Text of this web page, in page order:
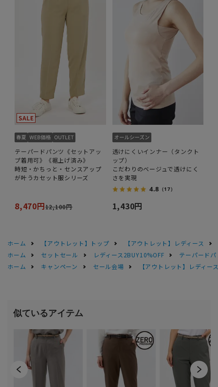
テーパードパンツ《セットアッ
プ着用可》《裾上げ済み》
時短・かちっと・センスアップ
が叶うカセット服シリーズ
8,470円12,100円
透けにくいインナー（タンクト
ップ）
こだわりのベージュで透けにく
さを実現
4.8 （17）
1,430円
ホーム 【アウトレット】トップ
【アウトレット】レディース
ホーム
セットセール レディース2BUY10%OFF
テーパード
ホーム
キャンペーン セール会場 【アウトレット】レディー